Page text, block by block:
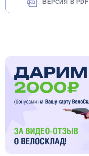
ВЕРСИЯ В PDF